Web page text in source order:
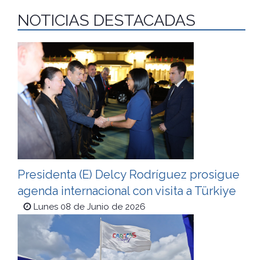
NOTICIAS DESTACADAS
Presidenta (E) Delcy Rodríguez prosigue
agenda internacional con visita a Türkiye
Lunes 08 de Junio de 2026